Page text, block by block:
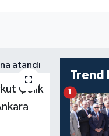
Çelik
Trend
1